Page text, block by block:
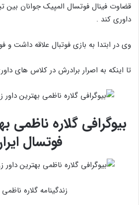
قضاوت فینال فوتسال المپیک جوانان بین
داوری کند .
وی در ابتدا به بازی فوتبال علاقه داشت و
تا اینکه به اصرار برادرش در کلاس های
بیوگرافی گلاره ناظمی
فوتسال
زندگینامه گلاره ناظمی